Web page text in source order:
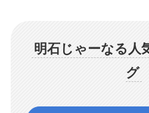
明石じゃーなる人
グ